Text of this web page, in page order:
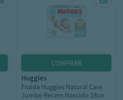
huggies
Fralda Huggies Natural Care
Jumbo Recem Nascido 18un